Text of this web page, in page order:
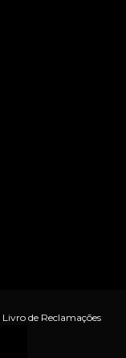
Livro de Reclamações